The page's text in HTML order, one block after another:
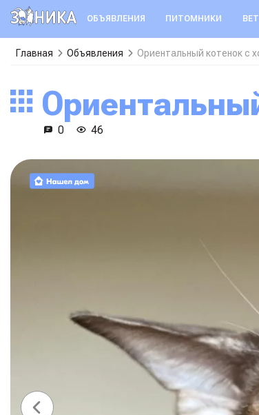
ОБЪЯВЛЕНИЯ ПИТОМНИКИ
Главная Объявления Ориентальный котенок с
0 46